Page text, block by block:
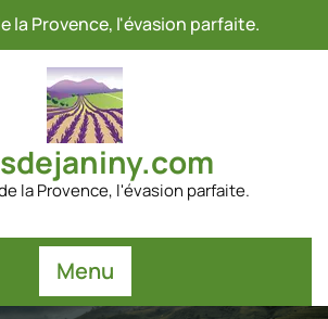
la Provence, l'évasion parfaite.
la Provence, l'évasion parfaite.
Menu